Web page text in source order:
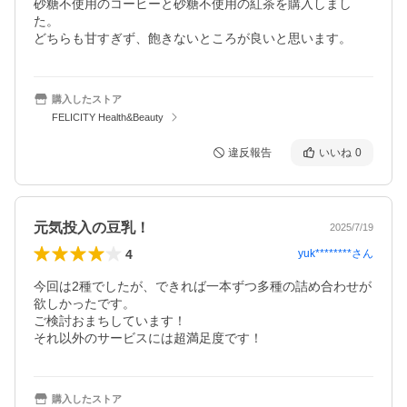
砂糖不使用のコーヒーと砂糖不使用の紅茶を購入しまし
た。
どちらも甘すぎず、飽きないところが良いと思います。
購入したストア
FELICITY Health&Beauty
違反報告 いいね 0
元気投入の豆乳！ 2025/7/19
4 yuk********さん
今回は2種でしたが、できれば一本ずつ多種の詰め合わせが
欲しかったです。
ご検討おまちしています！
それ以外のサービスには超満足度です！
購入したストア